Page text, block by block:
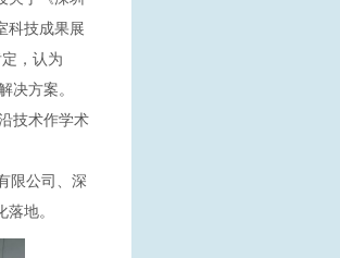
科技成果展
，认为
决方案。
技术作学术
限公司、深
地。